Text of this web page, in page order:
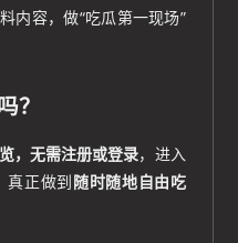
内容，做“吃瓜第一现场”
？
，无需注册或登录，进入
真正做到随时随地自由吃